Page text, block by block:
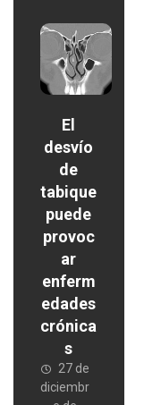
El
desvío
de
tabique
puede
provoc
ar
enferm
edades
crónica
s
27 de
diciembr